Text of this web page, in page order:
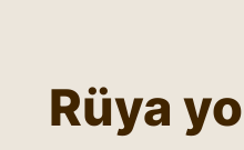
Rüya